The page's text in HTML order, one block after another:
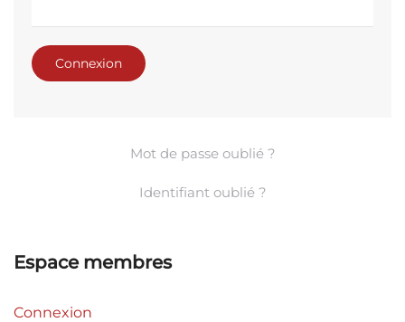
Connexion
Mot de passe oublié ?
Identifiant oublié ?
Espace membres
Connexion